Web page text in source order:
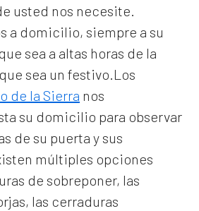
usted nos necesite.
a domicilio, siempre a su
sea a altas horas de la
sea un festivo.Los
de la Sierra nos
su domicilio para observar
de su puerta y sus
múltiples opciones
de sobreponer, las
las cerraduras